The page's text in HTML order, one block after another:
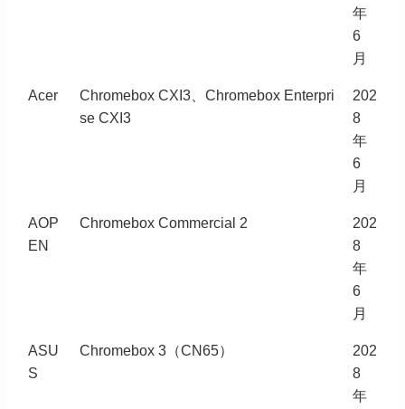
年
6
月
Acer
Chromebox CXI3、Chromebox Enterpri
se CXI3
202
8
年
6
月
AOP
EN
Chromebox Commercial 2
202
8
年
6
月
ASU
S
Chromebox 3（CN65）
202
8
年